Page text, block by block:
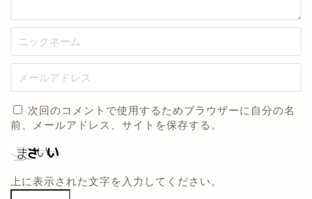
次回のコメントで使用するためブラウザーに自分の名
前、メールアドレス、サイトを保存する。
上に表示された文字を入力してください。